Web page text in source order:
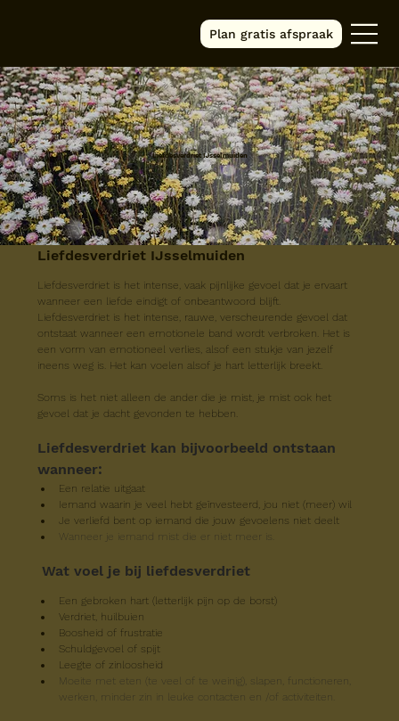
Plan gratis afspraak
Liefdesverdriet IJsselmuiden
Liefdesverdriet IJsselmuiden
Liefdesverdriet is het intense, vaak pijnlijke gevoel dat je ervaart
wanneer een liefde eindigt of onbeantwoord blijft.
Liefdesverdriet is het intense, rauwe, verscheurende gevoel dat
ontstaat wanneer een emotionele band wordt verbroken. Het is
een vorm van emotioneel verlies, alsof een stukje van jezelf
ineens weg is. Het kan voelen alsof je hart letterlijk breekt.
Soms is het niet alleen de ander die je mist, je mist ook het
gevoel dat je dacht gevonden te hebben.
Liefdesverdriet kan bijvoorbeeld ontstaan
wanneer:
Een relatie uitgaat
Iemand waarin je veel hebt geïnvesteerd, jou niet (meer) wil
Je verliefd bent op iemand die jouw gevoelens niet deelt
Wanneer je iemand mist die er niet meer is.
Wat voel je bij liefdesverdriet
Een gebroken hart (letterlijk pijn op de borst)
Verdriet, huilbuien
Boosheid of frustratie
Schuldgevoel of spijt
Leegte of zinloosheid
Moeite met eten (te veel of te weinig), slapen, functioneren,
werken, minder zin in leuke contacten en /of activiteiten.